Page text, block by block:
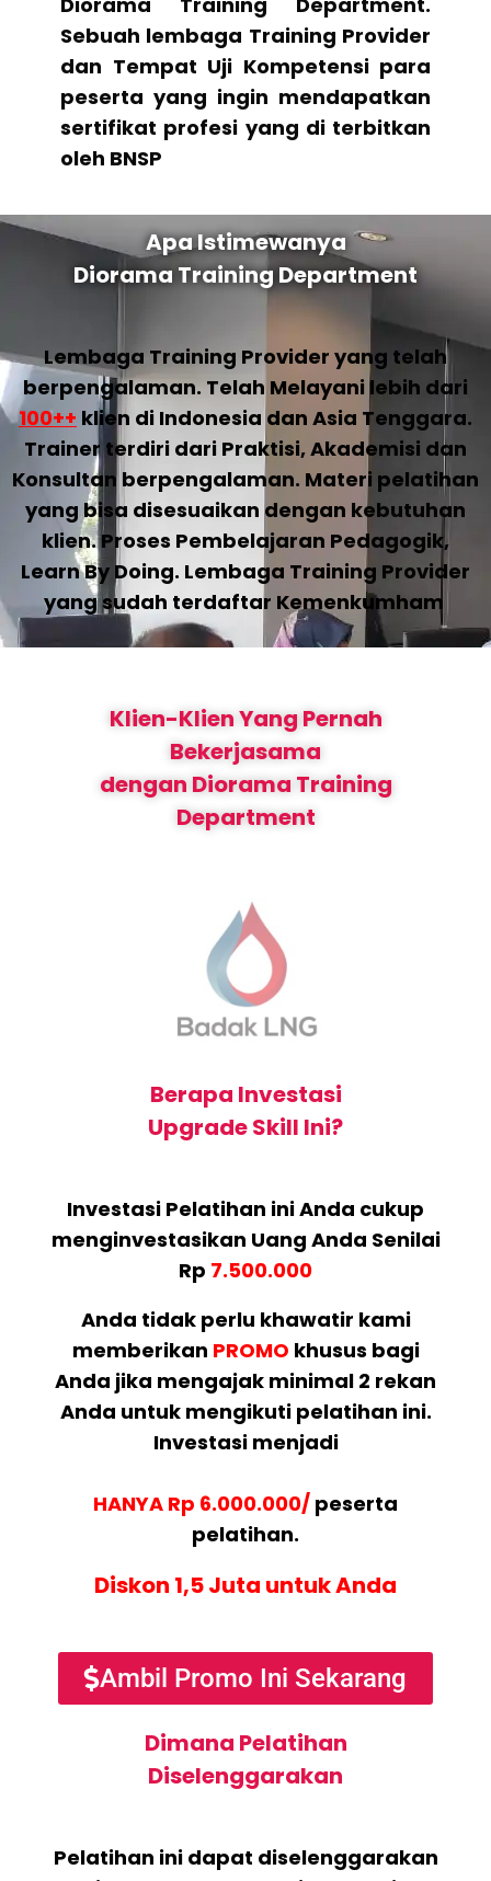
Sebuah lembaga Training Provider
dan Tempat Uji Kompetensi para
peserta yang ingin mendapatkan
sertifikat profesi yang di terbitkan
oleh BNSP
Apa Istimewanya
Diorama Training Department
Lembaga Training Provider yang telah
berpengalaman. Telah Melayani lebih dari
100++ klien di Indonesia dan Asia Tenggara.
Trainer terdiri dari Praktisi, Akademisi dan
Konsultan berpengalaman. Materi pelatihan
yang bisa disesuaikan dengan kebutuhan
klien. Proses Pembelajaran Pedagogik,
Learn By Doing. Lembaga Training Provider
yang sudah terdaftar Kemenkumham
Klien-Klien Yang Pernah
Bekerjasama
dengan Diorama Training
Department
Berapa Investasi
Upgrade Skill Ini?
Investasi Pelatihan ini Anda cukup
menginvestasikan Uang Anda Senilai
Rp 7.500.000
Anda tidak perlu khawatir kami
memberikan PROMO khusus bagi
Anda jika mengajak minimal 2 rekan
Anda untuk mengikuti pelatihan ini.
Investasi menjadi
HANYA Rp 6.000.000/ peserta
pelatihan.
Diskon 1,5 Juta untuk Anda
Ambil Promo Ini Sekarang
Dimana Pelatihan
Diselenggarakan
Pelatihan ini dapat diselenggarakan